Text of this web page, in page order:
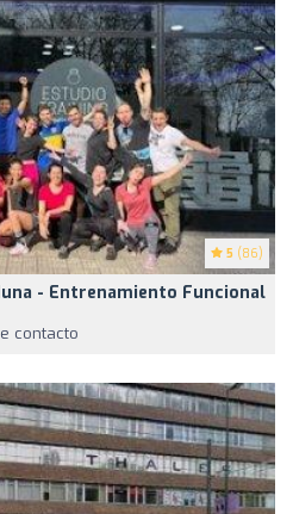
5 (86)
- Entrenamiento Funcional
contacto